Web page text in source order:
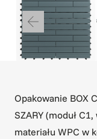
Opakowanie BOX
SZARY (moduł
materiału WPC w